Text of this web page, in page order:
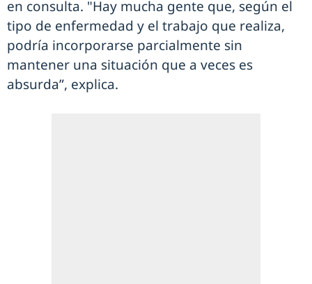
en consulta. "Hay mucha gente que, según el
tipo de enfermedad y el trabajo que realiza,
podría incorporarse parcialmente sin
mantener una situación que a veces es
absurda”, explica.